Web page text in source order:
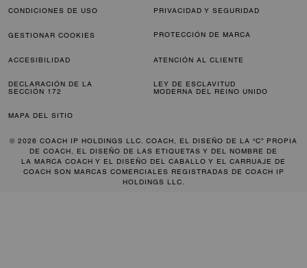
CONDICIONES DE USO PRIVACIDAD Y SEGURIDAD
GESTIONAR COOKIES PROTECCIÓN DE MARCA
ACCESIBILIDAD ATENCIÓN AL CLIENTE
DECLARACIÓN DE LA
SECCIÓN 172
LEY DE ESCLAVITUD
MODERNA DEL REINO UNIDO
MAPA DEL SITIO
© 2026 COACH IP HOLDINGS LLC. COACH, EL DISEÑO DE LA “C” PROPIA
DE COACH, EL DISEÑO DE LAS ETIQUETAS Y DEL NOMBRE DE
LA MARCA COACH Y EL DISEÑO DEL CABALLO Y EL CARRUAJE DE
COACH SON MARCAS COMERCIALES REGISTRADAS DE COACH IP
HOLDINGS LLC.